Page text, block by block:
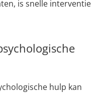
is snelle interventie
hulp kan